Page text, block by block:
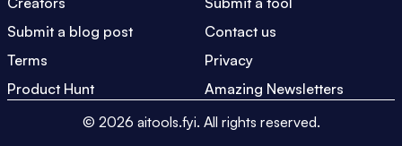
Submit a blog post
Contact us
Terms
Privacy
Product Hunt
Amazing Newsletters
© 2026 aitools.fyi. All rights reserved.